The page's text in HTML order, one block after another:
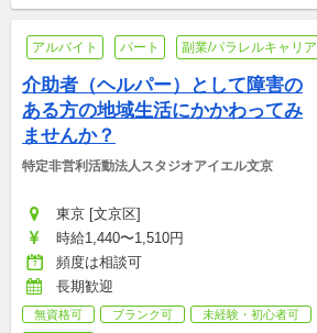
アルバイト パート 副業/パラレルキャリア
介助者（ヘルパー）として障害の
ある方の地域生活にかかわってみ
ませんか？
特定非営利活動法人スタジオアイエル文京
東京 [文京区]
時給1,440〜1,510円
頻度は相談可
長期歓迎
無資格可 ブランク可 未経験・初心者可